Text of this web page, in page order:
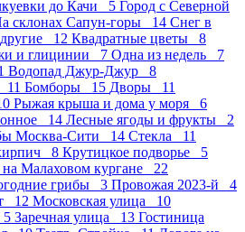
до Качи 5 Город с Северной
склонах Сапун-горы 14 Снег в
12 Квадратные цветы 8
и глицинии 7 Одна из недель 7
Водопад Джур-Джур 8
Бомборы 15 Дворы 11
Рыжая крыша и дома у моря 6
14 Лесные ягоды и фрукты 2
Москва-Сити 14 Стекла 11
8 Крутицкое подворье 5
на Малаховом кургане 22
грибы 3 Провожая 2023-й 4
12 Московская улица 10
5 Заречная улица 13 Гостиница